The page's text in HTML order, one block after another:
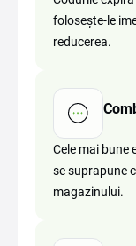
folosește-le
reducerea.
Cele mai bune
se suprapune
magazinului.